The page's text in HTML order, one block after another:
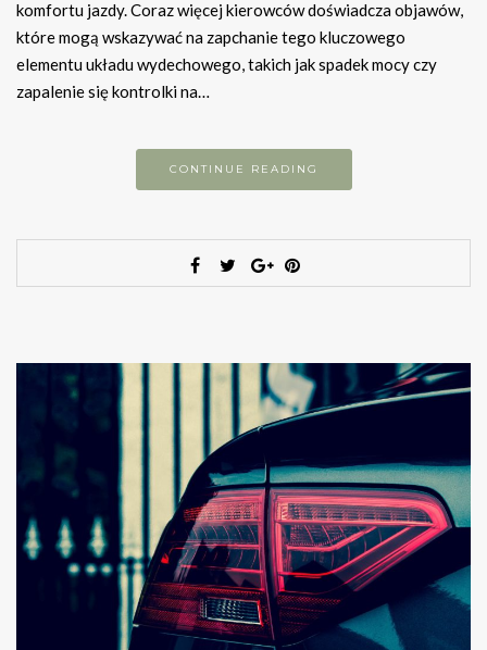
komfortu jazdy. Coraz więcej kierowców doświadcza objawów,
które mogą wskazywać na zapchanie tego kluczowego
elementu układu wydechowego, takich jak spadek mocy czy
zapalenie się kontrolki na…
CONTINUE READING